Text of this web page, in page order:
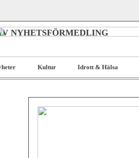
NYHETSFÖRMEDLING
Kultur Idrott & Hälsa